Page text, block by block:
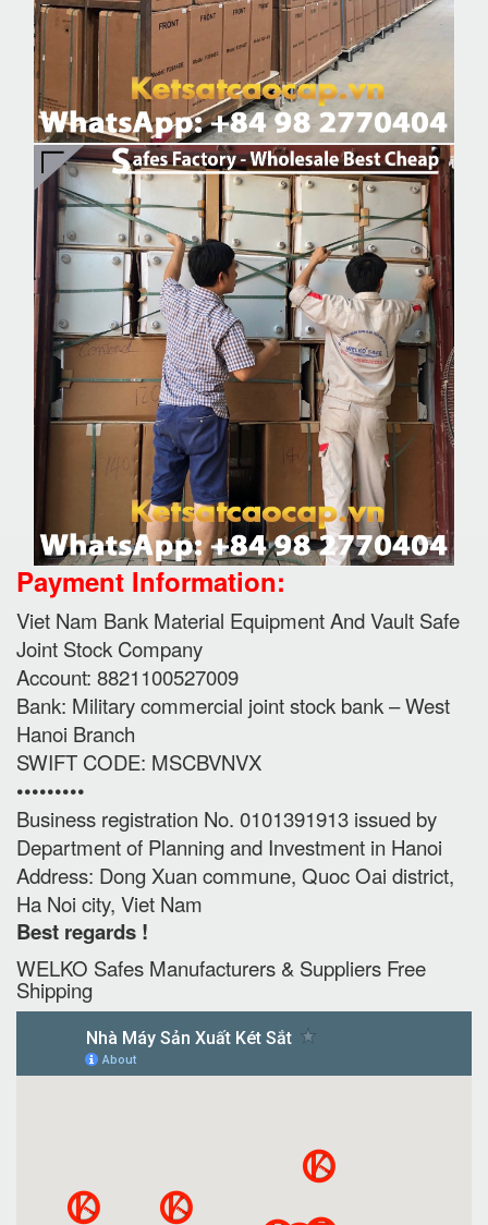
Payment Information:
Viet Nam Bank Material Equipment And Vault Safe
Joint Stock Company
Account: 8821100527009
Bank: Military commercial joint stock bank – West
Hanoi Branch
SWIFT CODE: MSCBVNVX
•••••••••
Business registration No. 0101391913 issued by
Department of Planning and Investment in Hanoi
Address: Dong Xuan commune, Quoc Oai district,
Ha Noi city, Viet Nam
Best regards !
WELKO Safes Manufacturers & Suppliers‎ Free
Shipping